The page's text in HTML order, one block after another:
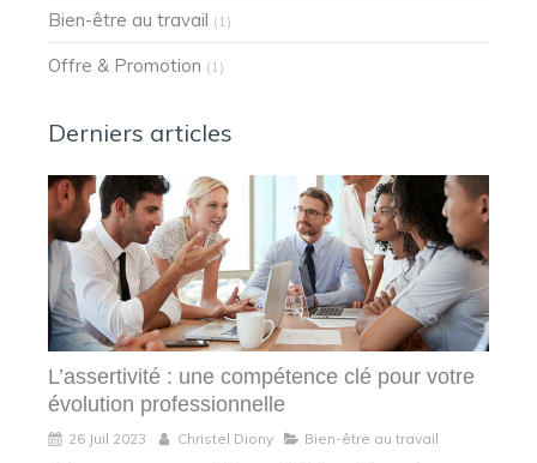
Bien-être au travail (1)
Offre & Promotion (1)
Derniers articles
L’assertivité : une compétence clé pour votre
évolution professionnelle
26 Juil 2023 Christel Diony Bien-être au travail